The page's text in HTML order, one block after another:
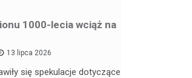
1000-lecia wciąż na
13 lipca 2026
się spekulacje dotyczące